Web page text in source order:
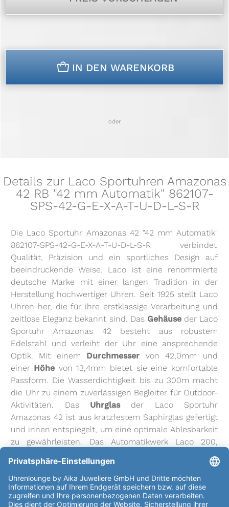
n IN DEN WARENKORB
oder
Details zur Laco Sportuhren Amazonas
42 RB "42 mm Automatik" 862107-
SPS-42-G-E-X-A-T-U-D-L-S-R
Die Laco Sportuhr Amazonas 42 "42 mm Automatik"
862107-SPS-42-G-E-X-A-T-U-D-L-S-R verbindet
Qualität, Präzision und ein sportliches Design auf
beeindruckende Weise. Laco ist eine renommierte
deutsche Marke mit einer langen Tradition in der
Herstellung hochwertiger Uhren. Seit 1925 stellt Laco
Uhren her, die für ihre erstklassige Verarbeitung und
zeitlose Eleganz bekannt sind. Das Gehäuse der Laco
Sportuhr Amazonas 42 besteht aus robustem
Edelstahl und verleiht der Uhr eine ansprechende
Optik. Mit einem Durchmesser von 42,0mm und
einer Höhe von 13,4mm bietet sie eine komfortable
Passform. Die Wasserdichtigkeit bis zu 300m macht
die Uhr zu einem zuverlässigen Begleiter für Outdoor-
Aktivitäten. Das Uhrglasder Laco Sportuhr
Amazonas 42 ist aus kratzfestem Saphirglas gefertigt
und innen entspiegelt, um eine optimale Ablesbarkeit
zu gewährleisten. Das Automatikwerk Laco 200,
, sorgt für
eine präzise Zeitmessung. Das Uhrwerk ist
undekoriert und in der Qualitätsstufe Top eingestuft.
DasZifferblatt der Uhr beeindruckt mit einem edlen
schwarzen Design, das mit dem Aufdruck "Laco" und